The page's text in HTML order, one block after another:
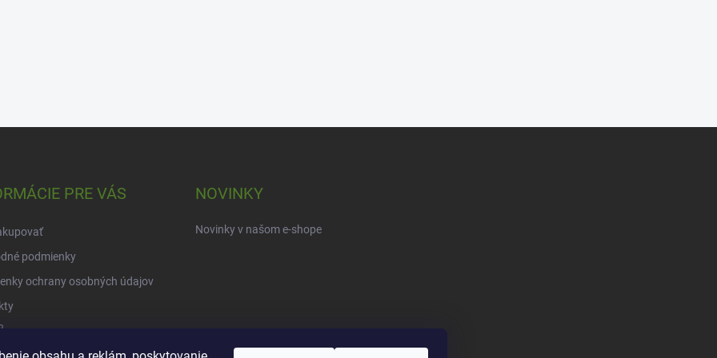
PRE VÁS
podmienky
ochrany osobných údajov
NOVINKY
Novinky v našom e-shope